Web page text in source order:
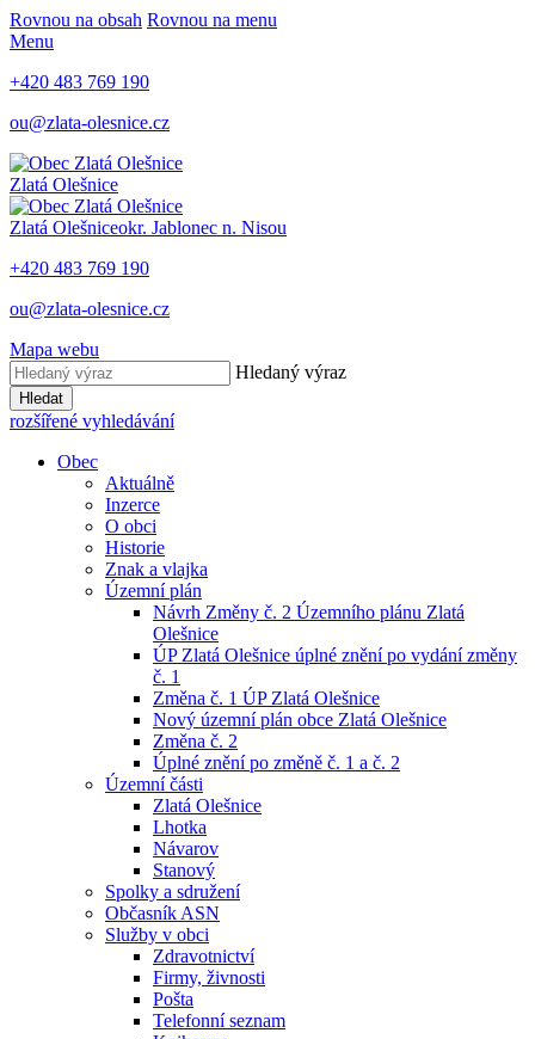
Rovnou na obsah Rovnou na menu
Menu
+420 483 769 190
ou@zlata-olesnice.cz
Zlatá Olešnice
Zlatá Olešniceokr. Jablonec n. Nisou
+420 483 769 190
ou@zlata-olesnice.cz
Mapa webu
Hledaný výraz
Hledat
rozšířené vyhledávání
Obec
Aktuálně
Inzerce
O obci
Historie
Znak a vlajka
Územní plán
Návrh Změny č. 2 Územního plánu Zlatá
Olešnice
ÚP Zlatá Olešnice úplné znění po vydání změny
č. 1
Změna č. 1 ÚP Zlatá Olešnice
Nový územní plán obce Zlatá Olešnice
Změna č. 2
Úplné znění po změně č. 1 a č. 2
Územní části
Zlatá Olešnice
Lhotka
Návarov
Stanový
Spolky a sdružení
Občasník ASN
Služby v obci
Zdravotnictví
Firmy, živnosti
Pošta
Telefonní seznam